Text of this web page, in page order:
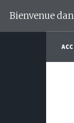
Bienvenue